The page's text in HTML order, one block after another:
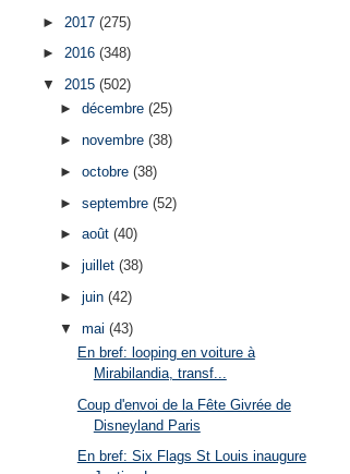
► 2017(275)
►2016(348)
▼2015(502)
► décembre (25)
► novembre (38)
► octobre (38)
► septembre (52)
► août (40)
► juillet (38)
► juin (42)
▼ mai (43)
En bref: looping en voiture à
Mirabilandia, transf...
Coup d'envoi de la Fête Givrée de
Disneyland Paris
En bref: Six Flags St Louis inaugure